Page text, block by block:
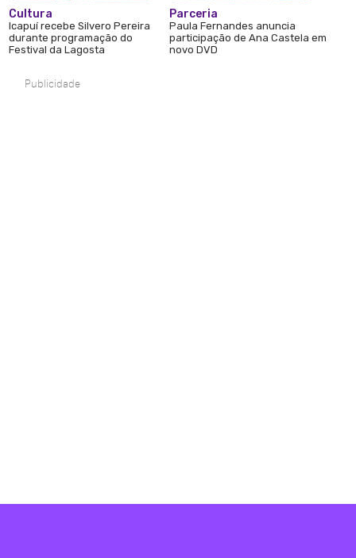
Cultura
Icapuí recebe Silvero Pereira
durante programação do
Festival da Lagosta
Parceria
Paula Fernandes anuncia
participação de Ana Castela em
novo DVD
Publicidade